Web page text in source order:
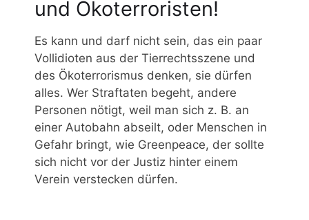
und Ökoterroristen!
Es kann und darf nicht sein, das ein paar
Vollidioten aus der Tierrechtsszene und
des Ökoterrorismus denken, sie dürfen
alles. Wer Straftaten begeht, andere
Personen nötigt, weil man sich z. B. an
einer Autobahn abseilt, oder Menschen in
Gefahr bringt, wie Greenpeace, der sollte
sich nicht vor der Justiz hinter einem
Verein verstecken dürfen.